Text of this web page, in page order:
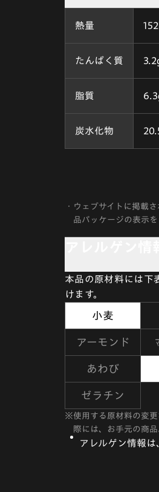
熱量
たんぱく質
脂質
炭水化物
・ ウェブサイトに掲載
品パッケージの表示を
本品の原材料には下
けます。
小麦
アーモンド
あわび
ゼラチン
※使用する原材料の変
際には、お手元の商
アレルゲン情報